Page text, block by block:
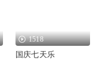
1518
国庆七天乐